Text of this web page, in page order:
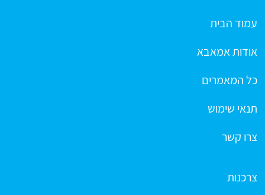
עמוד הבית
אודות אמאבא
כל המאמרים
תנאי שימוש
צרו קשר
צרכנות